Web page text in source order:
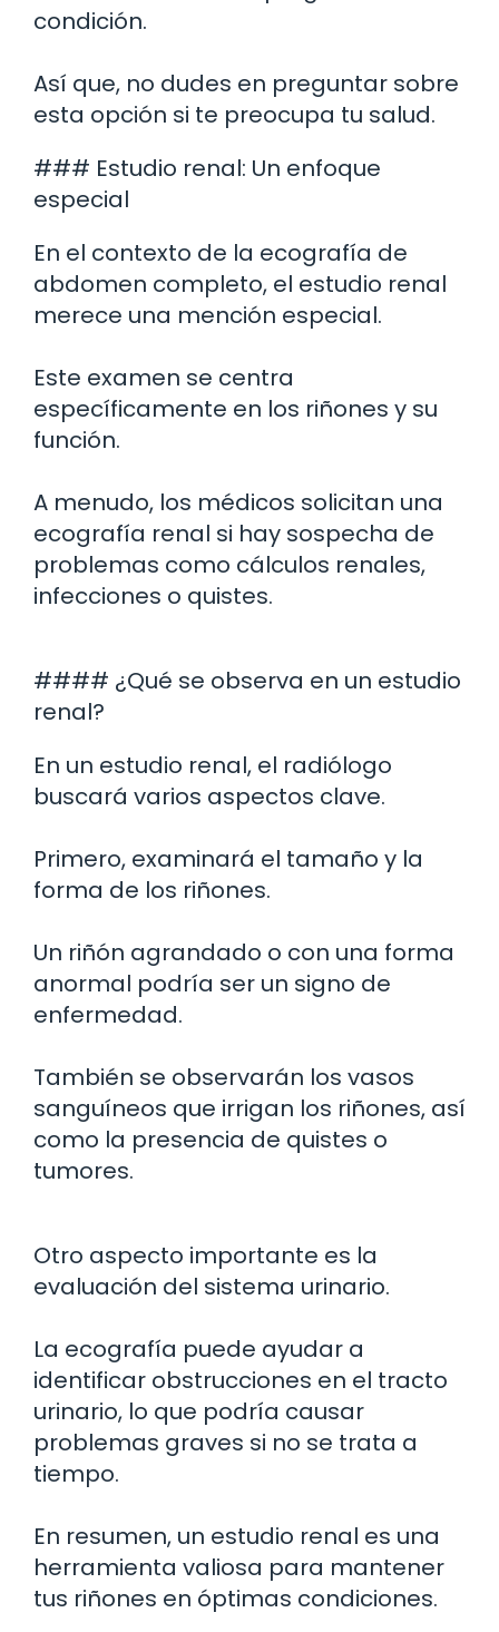
condición.
Así que, no dudes en preguntar sobre
esta opción si te preocupa tu salud.
### Estudio renal: Un enfoque
especial
En el contexto de la ecografía de
abdomen completo, el estudio renal
merece una mención especial.
Este examen se centra
específicamente en los riñones y su
función.
A menudo, los médicos solicitan una
ecografía renal si hay sospecha de
problemas como cálculos renales,
infecciones o quistes.
#### ¿Qué se observa en un estudio
renal?
En un estudio renal, el radiólogo
buscará varios aspectos clave.
Primero, examinará el tamaño y la
forma de los riñones.
Un riñón agrandado o con una forma
anormal podría ser un signo de
enfermedad.
También se observarán los vasos
sanguíneos que irrigan los riñones, así
como la presencia de quistes o
tumores.
Otro aspecto importante es la
evaluación del sistema urinario.
La ecografía puede ayudar a
identificar obstrucciones en el tracto
urinario, lo que podría causar
problemas graves si no se trata a
tiempo.
En resumen, un estudio renal es una
herramienta valiosa para mantener
tus riñones en óptimas condiciones.